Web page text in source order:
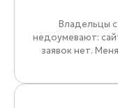
Владельцы
недоумевают:
заявок нет.